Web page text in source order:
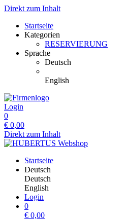
Direkt zum Inhalt
Startseite
Kategorien
RESERVIERUNG
Sprache
Deutsch
English
Login
0
€ 0,00
Direkt zum Inhalt
Startseite
Deutsch
Deutsch
English
Login
0
€ 0,00